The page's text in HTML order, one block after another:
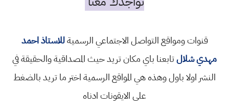
قنوات ومواقع التواصل الاجتماعي الرسميةللاستاذ احمد
مهدي شلالتابعنا باي مكان تريد حيث المصداقية والحقيقة في
النشر اولا باول وهذه هي المواقع الرسمية اختر ما تريد بالضغط
على الايقونات ادناه